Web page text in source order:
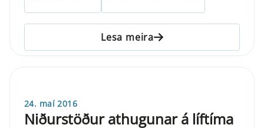
Lesa meira
24. maí 2016
Niðurstöður athugunar á líftíma